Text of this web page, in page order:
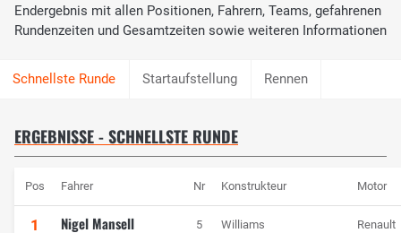
Endergebnis mit allen Positionen, Fahrern, Teams, gefahrenen
Rundenzeiten und Gesamtzeiten sowie weiteren Informationen
Startaufstellung Rennen
ERGEBNISSE - SCHNELLSTE RUNDE
Pos Fahrer Nr Konstrukteur Motor
1 Nigel Mansell 5 Williams Renault